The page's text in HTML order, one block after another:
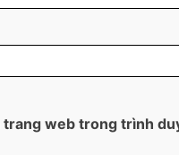
trang web trong trình